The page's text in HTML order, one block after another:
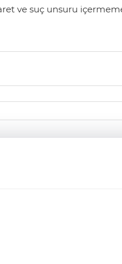
ve suç unsuru